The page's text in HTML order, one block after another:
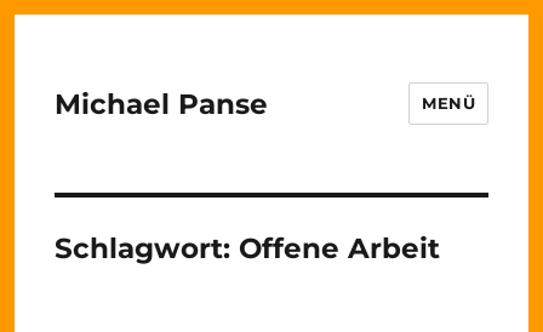
Michael Panse MENÜ
Schlagwort: Offene Arbeit